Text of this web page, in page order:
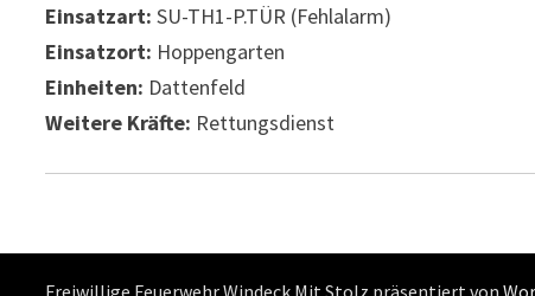
Einsatzart: SU-TH1-P.TÜR (Fehlalarm)
Einsatzort: Hoppengarten
Einheiten: Dattenfeld
Weitere Kräfte: Rettungsdienst
Freiwillige Feuerwehr Windeck Mit Stolz präsentiert von